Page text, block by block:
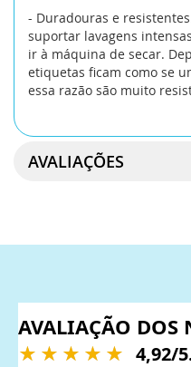
- Duradouras e
suportar lavagens
ir à máquina de secar.
etiquetas ficam como se
essa razão são muito
AVALIAÇÕES
AVALIAÇÃO DOS
4,92/